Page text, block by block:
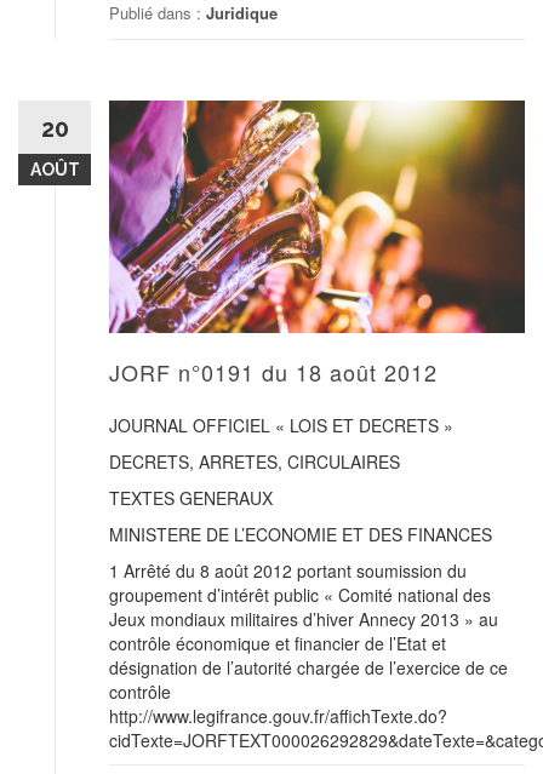
Publié dans : Juridique
20
AOÛT
JORF n°0191 du 18 août 2012
JOURNAL OFFICIEL « LOIS ET DECRETS »
DECRETS, ARRETES, CIRCULAIRES
TEXTES GENERAUX
MINISTERE DE L’ECONOMIE ET DES FINANCES
1 Arrêté du 8 août 2012 portant soumission du
groupement d’intérêt public « Comité national des
Jeux mondiaux militaires d’hiver Annecy 2013 » au
contrôle économique et financier de l’Etat et
désignation de l’autorité chargée de l’exercice de ce
contrôle
http://www.legifrance.gouv.fr/affichTexte.do?